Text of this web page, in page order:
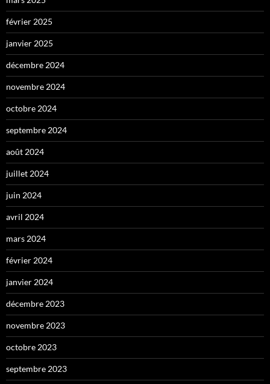
février 2025
janvier 2025
décembre 2024
novembre 2024
octobre 2024
septembre 2024
août 2024
juillet 2024
juin 2024
avril 2024
mars 2024
février 2024
janvier 2024
décembre 2023
novembre 2023
octobre 2023
septembre 2023